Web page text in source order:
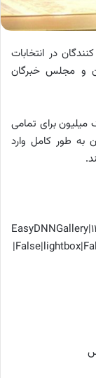
در انتخابات
و مجلس خبرگان
میلیون برای تمامی
به طور کامل وارد